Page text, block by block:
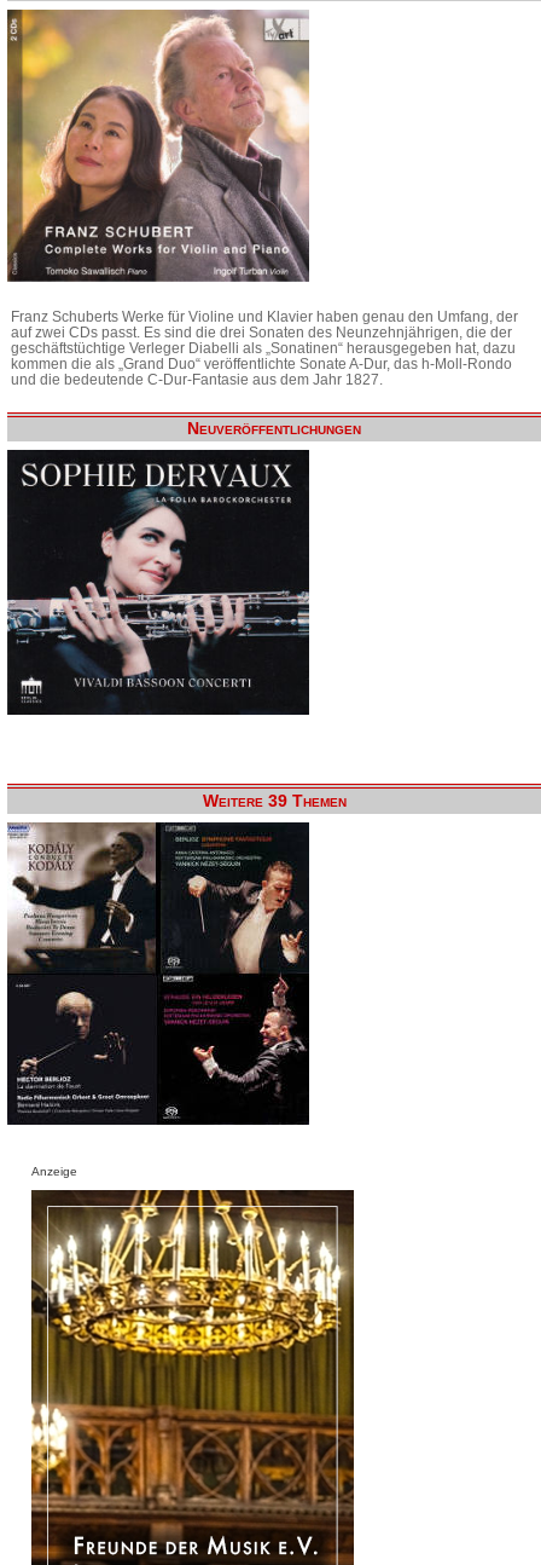
Franz Schuberts Werke für Violine und Klavier haben genau den Umfang, der
auf zwei CDs passt. Es sind die drei Sonaten des Neunzehnjährigen, die der
geschäftstüchtige Verleger Diabelli als „Sonatinen“ herausgegeben hat, dazu
kommen die als „Grand Duo“ veröffentlichte Sonate A-Dur, das h-Moll-Rondo
und die bedeutende C-Dur-Fantasie aus dem Jahr 1827.
Neuveröffentlichungen
Weitere 39 Themen
Anzeige